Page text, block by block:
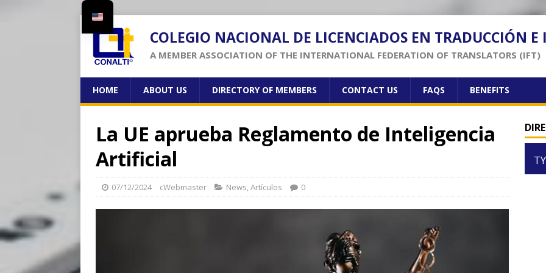
COLEGIO NACIONAL DE LICENCIADOS EN TRADUCCIÓN E
A MEMBER ASSOCIATION OF THE INTERNATIONAL FEDERATION OF TRANSLATORS (IFT)
HOME ABOUT US DIRECTORY OF MEMBERS CONTACT US FAQS BENEFITS
La UE aprueba Reglamento de Inteligencia
Artificial
07/12/2024 cWebmaster News,Artículos 0